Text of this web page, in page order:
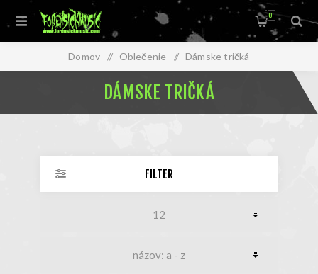
0
Domov / Oblečenie / Dámske tričká
DÁMSKE TRIČKÁ
FILTER